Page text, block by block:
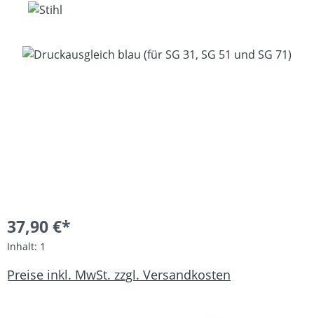
Bildergalerie überspringen
37,90 €*
Inhalt: 1
Preise inkl. MwSt. zzgl. Versandkosten